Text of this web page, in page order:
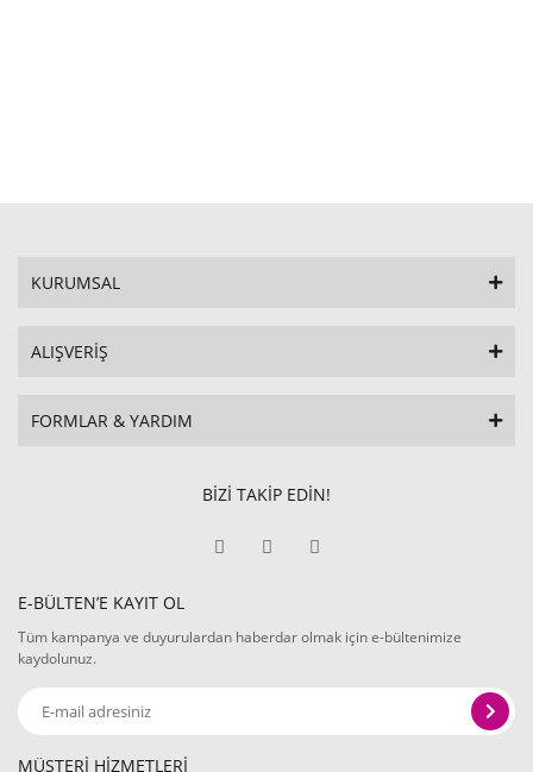
KURUMSAL
ALIŞVERİŞ
FORMLAR & YARDIM
BİZİ TAKİP EDİN!
E-BÜLTEN’E KAYIT OL
Tüm kampanya ve duyurulardan haberdar olmak için e-bültenimize
kaydolunuz.
MÜŞTERİ HİZMETLERİ